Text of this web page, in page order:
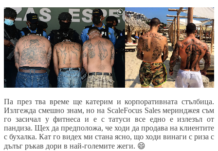
Па през тва време ще катерим и корпоративната стълбица.
Излгежда смешно знам, но на ScaleFocus Sales меринджея съм
го засичал у фитнеса и е с татуси все едно е излезъл от
пандиза. Щех да предположа, че ходи да продава на клиентите
с бухалка. Кат го видех ми стана ясно, що ходи винаги с риза с
дълъг ръкав дори в най-големите жеги. 😄